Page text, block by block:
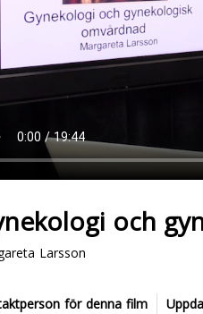
och
Larsson
för denna film